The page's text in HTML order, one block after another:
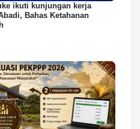
ikuti kunjungan kerja
Bahas Ketahanan